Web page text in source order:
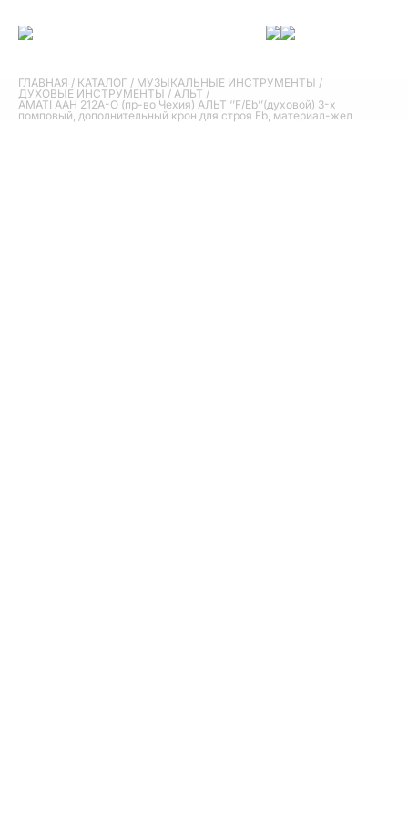
ГЛАВНАЯ / КАТАЛОГ / МУЗЫКАЛЬНЫЕ ИНСТРУМЕНТЫ /
ДУХОВЫЕ ИНСТРУМЕНТЫ / АЛЬТ /
AMATI AAH 212A-O (пр-во Чехия) АЛЬТ ‘’F/Eb’’(духовой) 3-х
помповый, дополнительный крон для строя Eb, материал-жел